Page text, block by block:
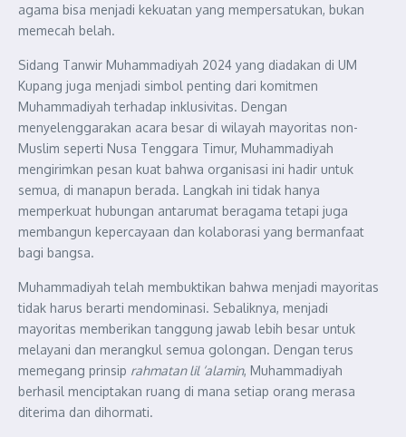
agama bisa menjadi kekuatan yang mempersatukan, bukan
memecah belah.
Sidang Tanwir Muhammadiyah 2024 yang diadakan di UM
Kupang juga menjadi simbol penting dari komitmen
Muhammadiyah terhadap inklusivitas. Dengan
menyelenggarakan acara besar di wilayah mayoritas non-
Muslim seperti Nusa Tenggara Timur, Muhammadiyah
mengirimkan pesan kuat bahwa organisasi ini hadir untuk
semua, di manapun berada. Langkah ini tidak hanya
memperkuat hubungan antarumat beragama tetapi juga
membangun kepercayaan dan kolaborasi yang bermanfaat
bagi bangsa.
Muhammadiyah telah membuktikan bahwa menjadi mayoritas
tidak harus berarti mendominasi. Sebaliknya, menjadi
mayoritas memberikan tanggung jawab lebih besar untuk
melayani dan merangkul semua golongan. Dengan terus
memegang prinsip rahmatan lil ‘alamin, Muhammadiyah
berhasil menciptakan ruang di mana setiap orang merasa
diterima dan dihormati.